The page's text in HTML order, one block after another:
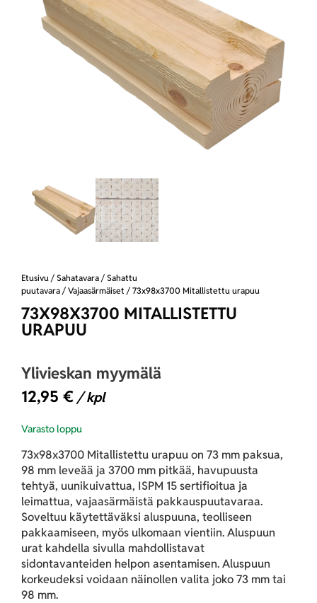
Etusivu / Sahatavara / Sahattu
puutavara / Vajaasärmäiset / 73x98x3700 Mitallistettu urapuu
73X98X3700 MITALLISTETTU
URAPUU
Ylivieskan myymälä
12,95 € / kpl
Varasto loppu
73x98x3700 Mitallistettu urapuu on 73 mm paksua,
98 mm leveää ja 3700 mm pitkää, havupuusta
tehtyä, uunikuivattua, ISPM 15 sertifioitua ja
leimattua, vajaasärmäistä pakkauspuutavaraa.
Soveltuu käytettäväksi aluspuuna, teolliseen
pakkaamiseen, myös ulkomaan vientiin. Aluspuun
urat kahdella sivulla mahdollistavat
sidontavanteiden helpon asentamisen. Aluspuun
korkeudeksi voidaan näinollen valita joko 73 mm tai
98 mm.